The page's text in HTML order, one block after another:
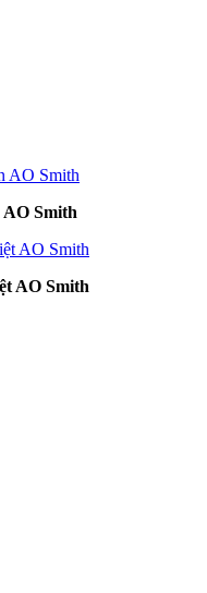
Smith
AO Smith